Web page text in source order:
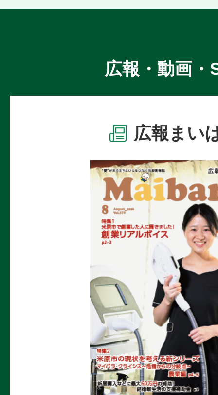
広報・動画・
広報まい